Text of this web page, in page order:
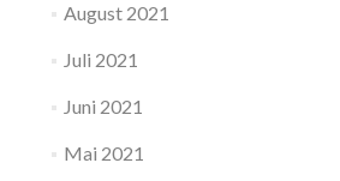
August 2021
Juli 2021
Juni 2021
Mai 2021